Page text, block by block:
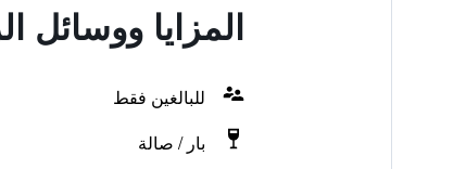
المزايا
للبالغين فقط
بار / صالة